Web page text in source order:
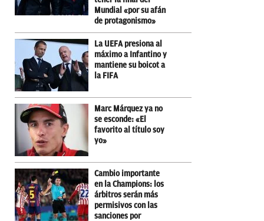
Mundial «por su afán
de protagonismo»
La UEFA presiona al
máximo a Infantino y
mantiene su boicot a
la FIFA
Marc Márquez ya no
se esconde: «El
favorito al título soy
yo»
Cambio importante
en la Champions: los
árbitros serán más
permisivos con las
sanciones por